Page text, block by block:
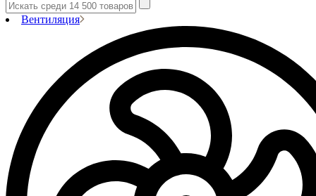
Вентиляция